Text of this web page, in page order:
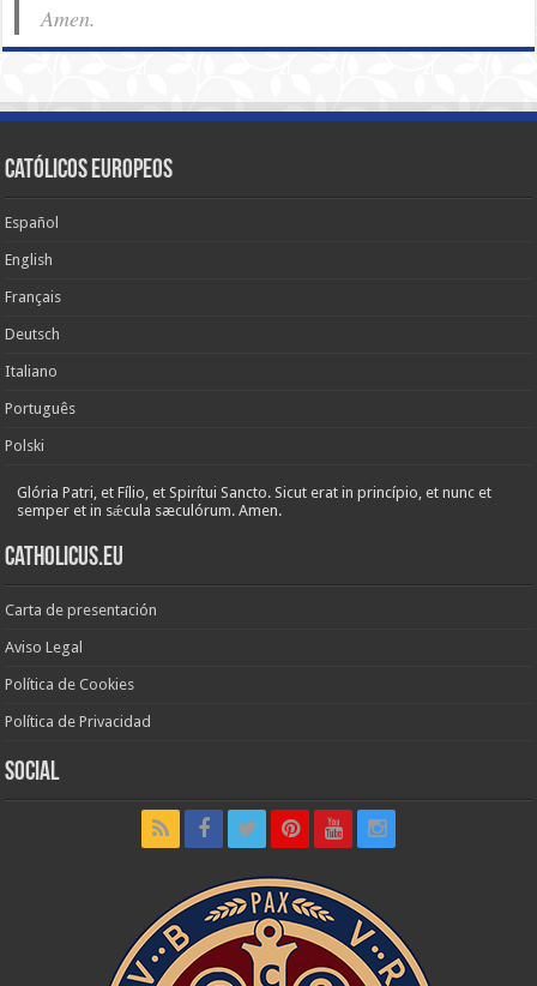
Amen.
Católicos Europeos
Español
English
Français
Deutsch
Italiano
Português
Polski
Glória Patri, et Fílio, et Spirítui Sancto. Sicut erat in princípio, et nunc et
semper et in sǽcula sæculórum. Amen.
Catholicus.eu
Carta de presentación
Aviso Legal
Política de Cookies
Política de Privacidad
Social